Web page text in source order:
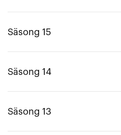
Säsong 15
Säsong 14
Säsong 13